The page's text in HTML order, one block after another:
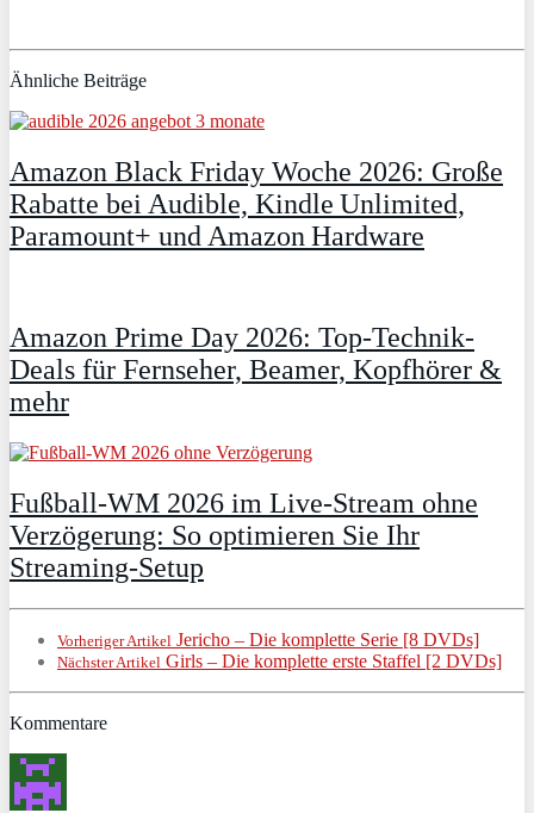
Ähnliche Beiträge
Amazon Black Friday Woche 2026: Große
Rabatte bei Audible, Kindle Unlimited,
Paramount+ und Amazon Hardware
Amazon Prime Day 2026: Top-Technik-
Deals für Fernseher, Beamer, Kopfhörer &
mehr
Fußball-WM 2026 im Live-Stream ohne
Verzögerung: So optimieren Sie Ihr
Streaming-Setup
Vorheriger Artikel Jericho – Die komplette Serie [8 DVDs]
Nächster Artikel Girls – Die komplette erste Staffel [2 DVDs]
Kommentare